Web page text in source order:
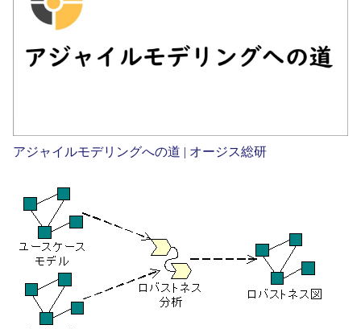
アジャイルモデリングへの道 | オージス総研